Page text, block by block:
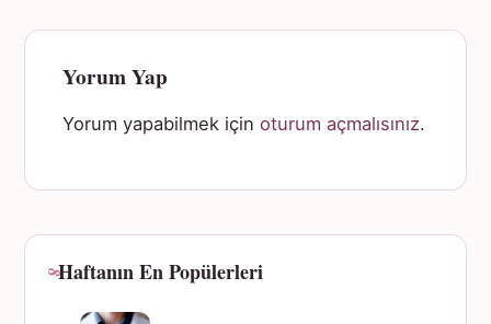
Yorum Yap
Yorum yapabilmek için oturum açmalısınız.
Haftanın En Popülerleri